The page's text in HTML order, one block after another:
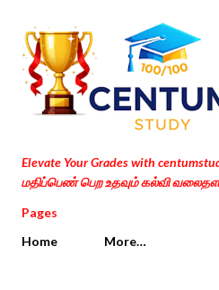
Skip to main
Elevate Your Grades with
மதிப்பெண் பெற உதவும் கல்வி
Pages
Home
More…